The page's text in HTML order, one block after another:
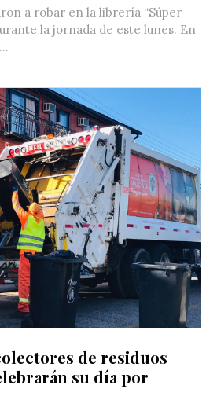
a robar en la librería “Súper
la jornada de este lunes. En
de residuos
su día por